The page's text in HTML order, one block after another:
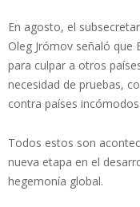
En agosto, el
Oleg Jrómov señaló que
para culpar a otros
necesidad de pruebas,
contra países incómodos.
Todos estos son
nueva etapa en el
hegemonía global.